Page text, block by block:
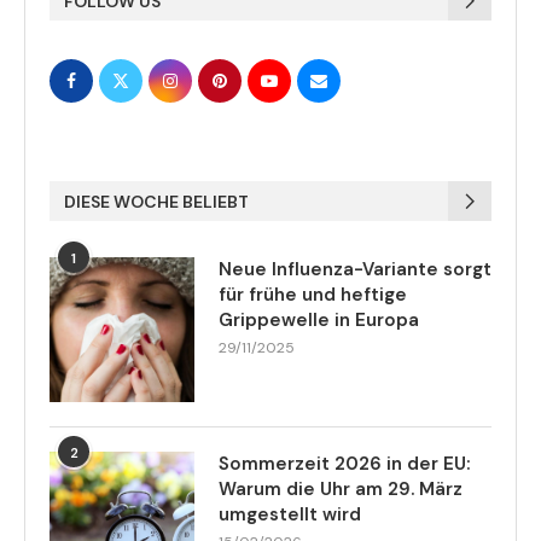
DIESE WOCHE BELIEBT
1
Neue Influenza-Variante sorgt
für frühe und heftige
Grippewelle in Europa
29/11/2025
2
Sommerzeit 2026 in der EU:
Warum die Uhr am 29. März
umgestellt wird